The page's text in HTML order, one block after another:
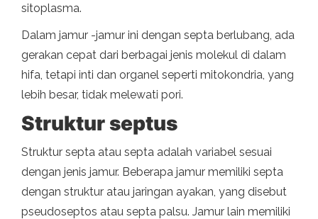
sitoplasma.
Dalam jamur -jamur ini dengan septa berlubang, ada
gerakan cepat dari berbagai jenis molekul di dalam
hifa, tetapi inti dan organel seperti mitokondria, yang
lebih besar, tidak melewati pori.
Struktur septus
Struktur septa atau septa adalah variabel sesuai
dengan jenis jamur. Beberapa jamur memiliki septa
dengan struktur atau jaringan ayakan, yang disebut
pseudoseptos atau septa palsu. Jamur lain memiliki